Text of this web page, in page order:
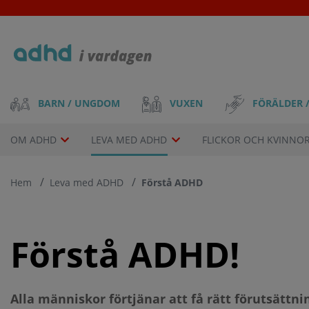
to
content
MainBARN / UNGDOM VUXEN FÖRÄLDER
Drop-
menu
OM ADHD LEVA MED ADHD FLICKOR OCH KVINNOR
Hem Leva med ADHD Förstå ADHD
Förstå ADHD!
Alla människor förtjänar att få rätt